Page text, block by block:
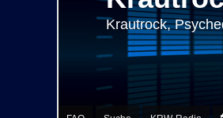
Krautrock,